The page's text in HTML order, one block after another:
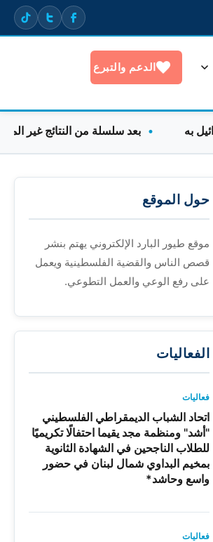
الدعم والتبرع
بعد سلسلة من النتائج غير
حول الموقع
موقع طيور البارد الإلكتروني يهتم بنشر
قصص الناس والقضية الفلسطينية ويعمل
على رفع الوعي والعمل التطوعي.
الفعاليات
فعاليات
اتحاد الشباب الديمقراطي الفلسطيني
"أشد" ومنظمة مجد يقيما احتفالًا تكريميًا
للطلاب الناجحين في الشهادة الثانوية
بمخيم البداوي شمال لبنان في حضور
واسع وحاشد*
فعاليات